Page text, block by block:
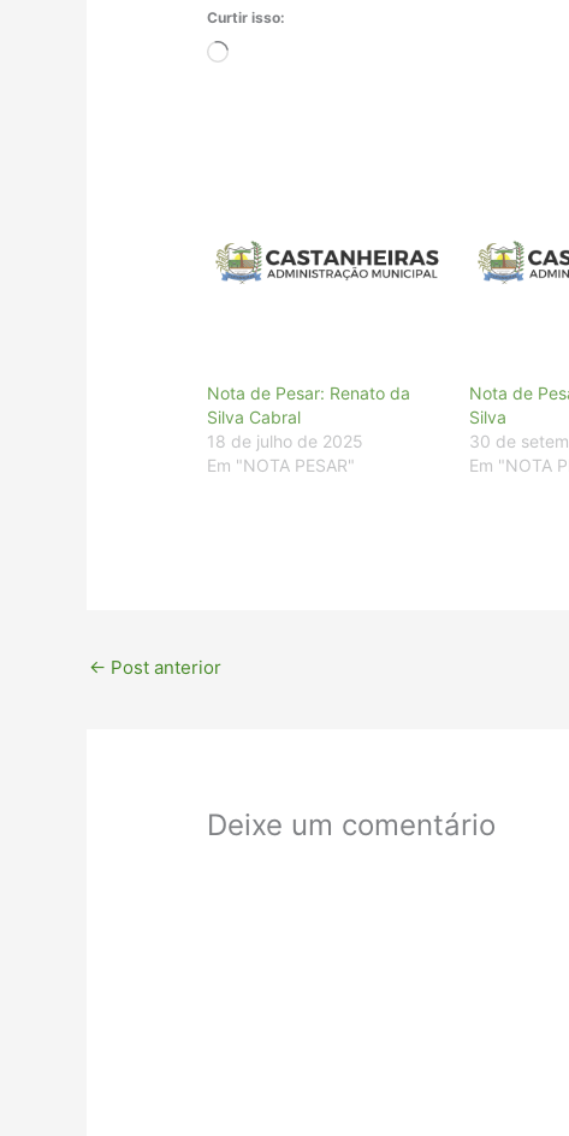
Curtir isso:
Carregando...
Nota de Pesar: Renato da
Silva Cabral
18 de julho de 2025
Em "NOTA PESAR"
Nota de
Silva
30 de
Em "NOTA
← Post anterior
Deixe um comentário